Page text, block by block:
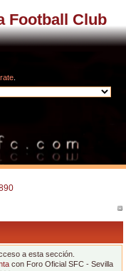
Football Club
a esta sección.
con Foro Oficial SFC - Sevilla